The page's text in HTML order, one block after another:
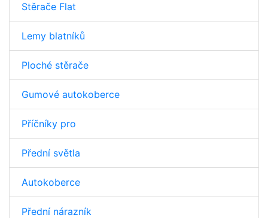
Stěrače Flat
Lemy blatníků
Ploché stěrače
Gumové autokoberce
Příčníky pro
Přední světla
Autokoberce
Přední nárazník